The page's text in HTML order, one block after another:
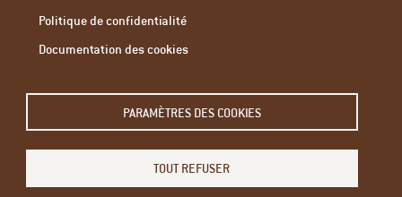
Restez informé - abonnez-vous à notre newsletter.
Politique de confidentialité
Documentation des cookies
PARAMÈTRES DES COOKIES
TOUT REFUSER